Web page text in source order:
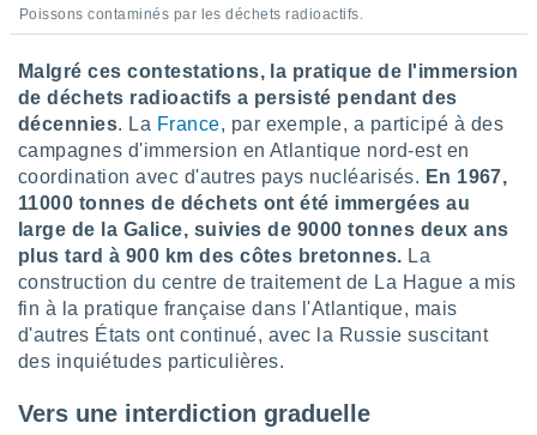
le
ou
des
sur
limitées
la
créer
pour
Poissons contaminés par les déchets radioactifs.
Malgré ces contestations, la pratique de l'immersion
de déchets radioactifs a persisté pendant des
décennies. La France, par exemple, a participé à des
campagnes d'immersion en Atlantique nord-est en
coordination avec d'autres pays nucléarisés. En 1967,
11000 tonnes de déchets ont été immergées au
large de la Galice, suivies de 9000 tonnes deux ans
plus tard à 900 km des côtes bretonnes. La
construction du centre de traitement de La Hague a mis
fin à la pratique française dans l'Atlantique, mais
d'autres États ont continué, avec la Russie suscitant
des inquiétudes particulières.
Vers une interdiction graduelle